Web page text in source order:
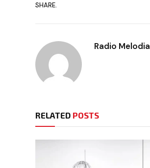
SHARE.
Radio Melodia
RELATED POSTS